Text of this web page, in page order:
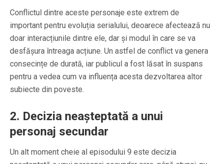
Conflictul dintre aceste personaje este extrem de
important pentru evoluția serialului, deoarece afectează nu
doar interacțiunile dintre ele, dar și modul în care se va
desfășura întreaga acțiune. Un astfel de conflict va genera
consecințe de durată, iar publicul a fost lăsat în suspans
pentru a vedea cum va influența acesta dezvoltarea altor
subiecte din poveste.
2. Decizia neașteptată a unui
personaj secundar
Un alt moment cheie al episodului 9 este decizia